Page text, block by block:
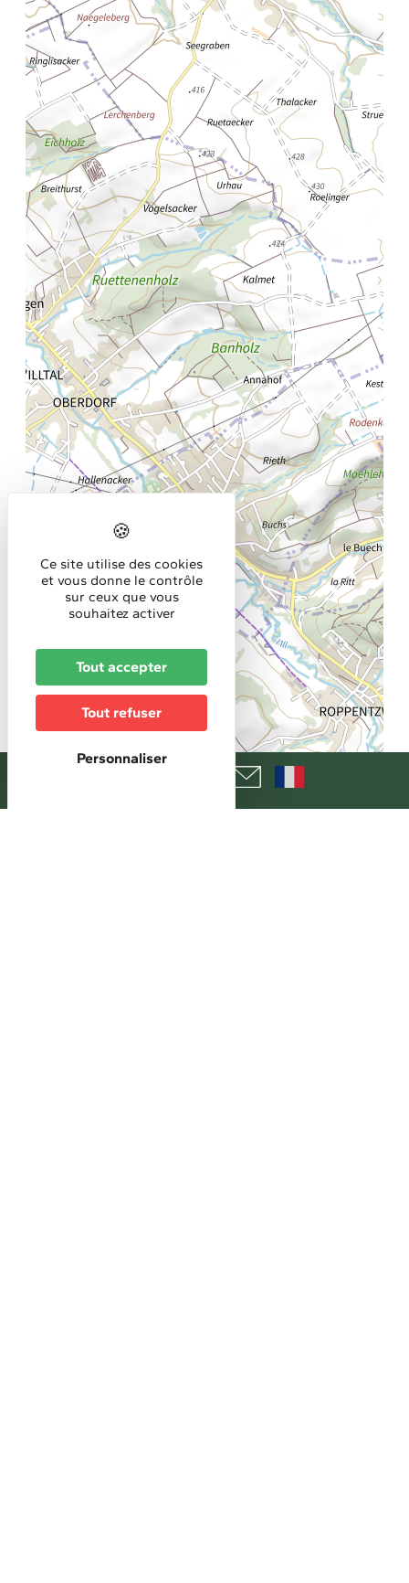
Ce site utilise des cookies
et vous donne le contrôle
sur ceux que vous
souhaitez activer
Tout accepter
Tout refuser
Personnaliser